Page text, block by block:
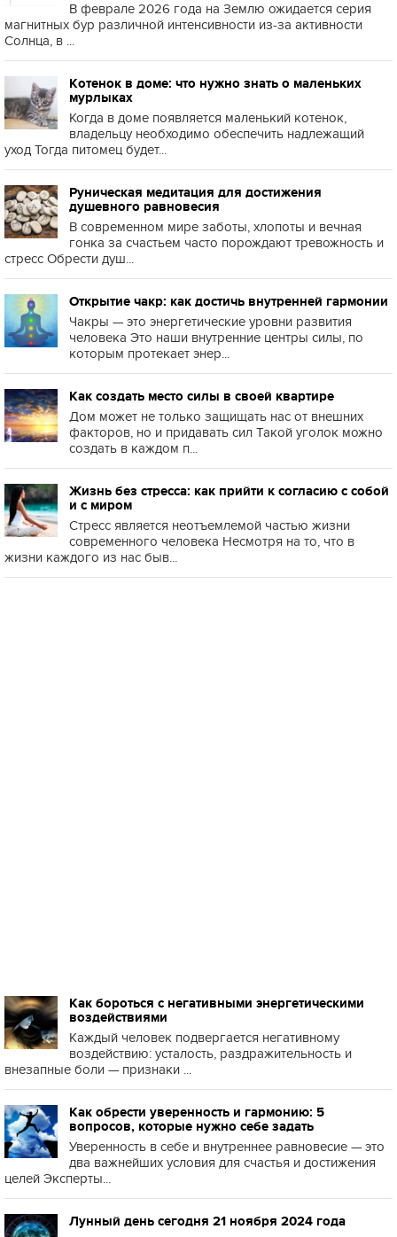
В феврале 2026 года на Землю ожидается серия
магнитных бур различной интенсивности из-за активности
Солнца, в ...
Котенок в доме: что нужно знать о маленьких
мурлыках
Когда в доме появляется маленький котенок,
владельцу необходимо обеспечить надлежащий
уход Тогда питомец будет...
Руническая медитация для достижения
душевного равновесия
В современном мире заботы, хлопоты и вечная
гонка за счастьем часто порождают тревожность и
стресс Обрести душ...
Открытие чакр: как достичь внутренней гармонии
Чакры — это энергетические уровни развития
человека Это наши внутренние центры силы, по
которым протекает энер...
Как создать место силы в своей квартире
Дом может не только защищать нас от внешних
факторов, но и придавать сил Такой уголок можно
создать в каждом п...
Жизнь без стресса: как прийти к согласию с собой
и с миром
Стресс является неотъемлемой частью жизни
современного человека Несмотря на то, что в
жизни каждого из нас быв...
Как бороться с негативными энергетическими
воздействиями
Каждый человек подвергается негативному
воздействию: усталость, раздражительность и
внезапные боли — признаки ...
Как обрести уверенность и гармонию: 5
вопросов, которые нужно себе задать
Уверенность в себе и внутреннее равновесие — это
два важнейших условия для счастья и достижения
целей Эксперты...
Лунный день сегодня 21 ноября 2024 года